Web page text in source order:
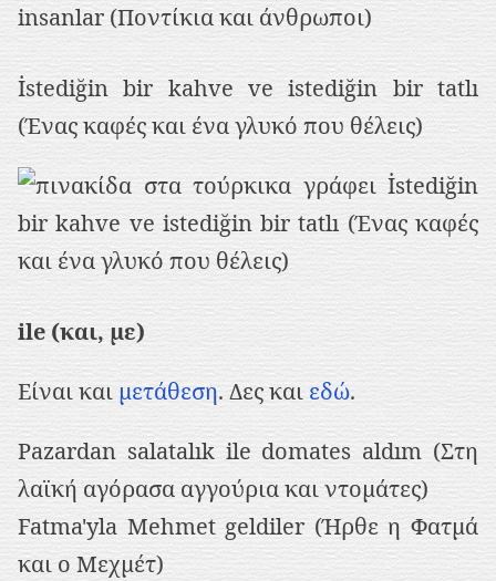
İstediğin bir kahve ve istediğin bir tatlı
(Ένας καφές και ένα γλυκό που θέλεις)
ile (και, με)
Είναι και μετάθεση. Δες και εδώ.
Pazardan salatalık ile domates aldım (Στη
λαϊκή αγόρασα αγγούρια και ντομάτες)
Fatma'yla Mehmet geldiler (Ήρθε η Φατμά
και ο Μεχμέτ)